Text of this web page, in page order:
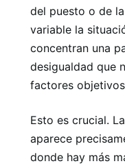
del puesto o de
variable la
concentran una
desigualdad que
factores
Esto es crucial.
aparece
donde hay más